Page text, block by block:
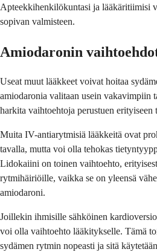
Apteekkihenkilökuntasi ja lääkäritiimisi
sopivan valmisteen.
Amiodaronin
Useat muut lääkkeet voivat hoitaa
amiodaronia valitaan usein vakavimpiin
harkita vaihtoehtoja perustuen erityiseen
Muita IV-antiarytmisiä lääkkeitä ovat
tavalla, mutta voi olla tehokas
Lidokaiini on toinen vaihtoehto,
rytmihäiriöille, vaikka se on yleensä
amiodaroni.
Joillekin ihmisille sähköinen
voi olla vaihtoehto lääkitykselle. Tämä
sydämen rytmin nopeasti ja sitä